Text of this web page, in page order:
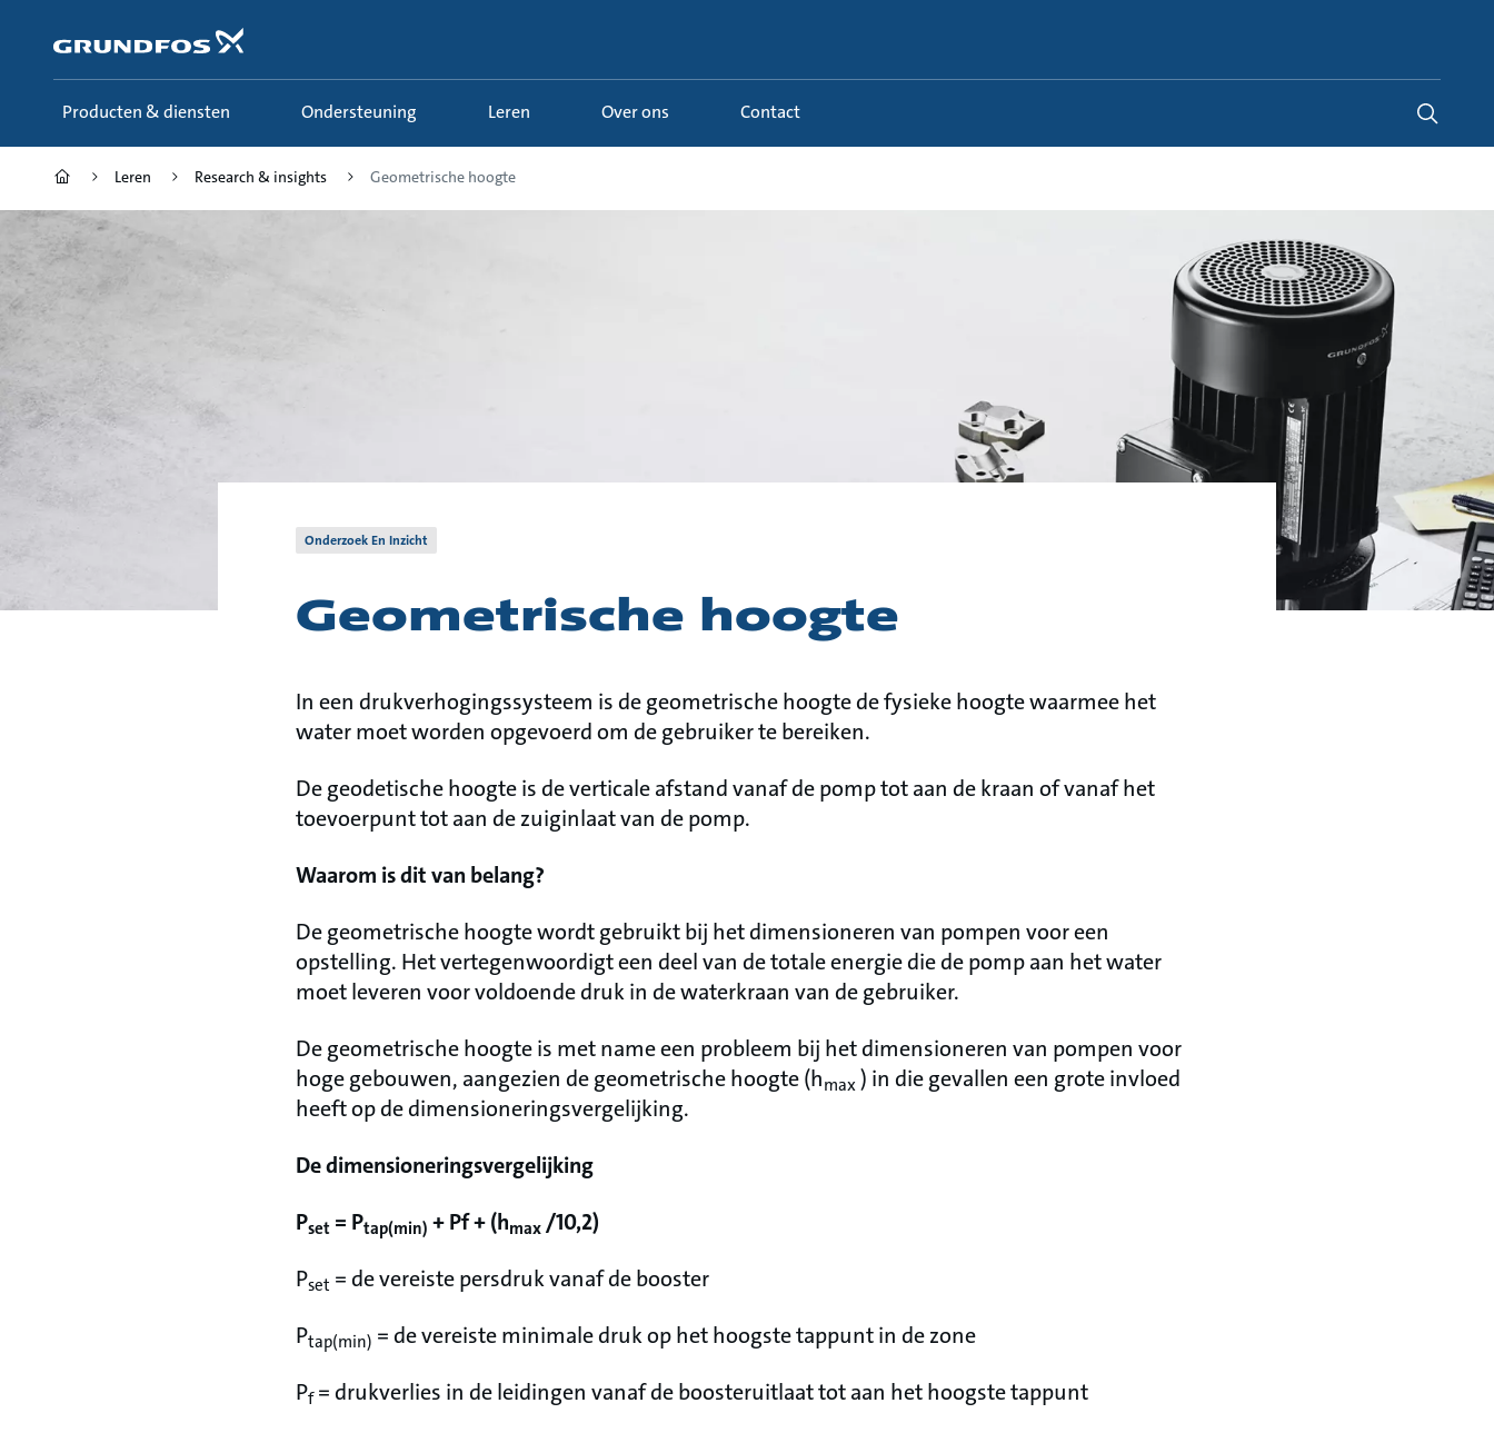
hoofdinhoud
Producten & diensten Ondersteuning Leren Over ons Contact
Leren Research & insights Geometrische hoogte
Onderzoek En Inzicht
Geometrische hoogte
In een drukverhogingssysteem is de geometrische hoogte de fysieke hoogte waarmee het
water moet worden opgevoerd om de gebruiker te bereiken.
De geodetische hoogte is de verticale afstand vanaf de pomp tot aan de kraan of vanaf het
toevoerpunt tot aan de zuiginlaat van de pomp.
Waarom is dit van belang?
De geometrische hoogte wordt gebruikt bij het dimensioneren van pompen voor een
opstelling. Het vertegenwoordigt een deel van de totale energie die de pomp aan het water
moet leveren voor voldoende druk in de waterkraan van de gebruiker.
De geometrische hoogte is met name een probleem bij het dimensioneren van pompen voor
hoge gebouwen, aangezien de geometrische hoogte (hmax ) in die gevallen een grote invloed
heeft op de dimensioneringsvergelijking.
De dimensioneringsvergelijking
Pset = Ptap(min) + Pf + (hmax /10,2)
Pset = de vereiste persdruk vanaf de booster
Ptap(min) = de vereiste minimale druk op het hoogste tappunt in de zone
Pf= drukverlies in de leidingen vanaf de boosteruitlaat tot aan het hoogste tappunt